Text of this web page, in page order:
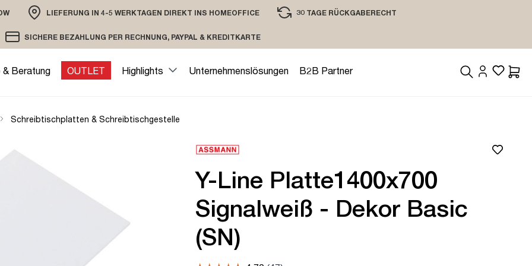
LIEFERUNG IN 4-5 WERKTAGEN DIREKT INS HOMEOFFICE
VERSAND PER DHL ODER SPEDITION
30 TAGE RÜCKGABERECHT
SICHERE BEZAHLUNG PER RECHNUNG, PAYPAL & KREDITKARTE
VERSCHLÜSSELTE ÜBERTRAGUNG
& Beratung OUTLET Highlights Unternehmenslösungen
B2B Partner
Schreibtischplatten & Schreibtischgestelle
Y-Line Platte1400x700
Signalweiß - Dekor Basic
(SN)